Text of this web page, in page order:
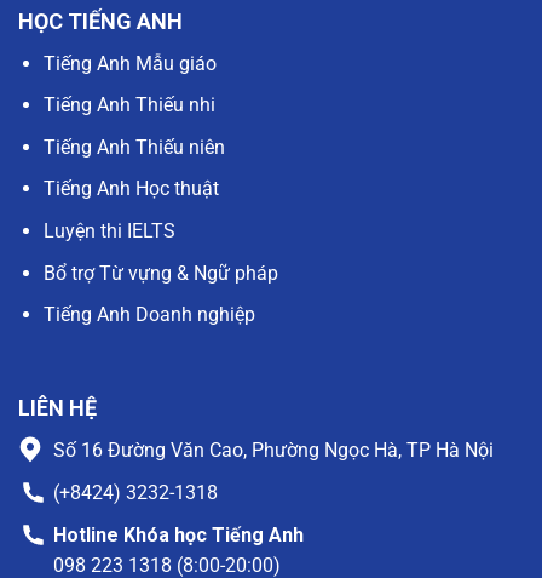
HỌC TIẾNG ANH
Tiếng Anh Mẫu giáo
Tiếng Anh Thiếu nhi
Tiếng Anh Thiếu niên
Tiếng Anh Học thuật
Luyện thi IELTS
Bổ trợ Từ vựng & Ngữ pháp
Tiếng Anh Doanh nghiệp
LIÊN HỆ
Số 16 Đường Văn Cao, Phường Ngọc Hà, TP Hà Nội
(+8424) 3232-1318
Hotline Khóa học Tiếng Anh
098 223 1318 (8:00-20:00)